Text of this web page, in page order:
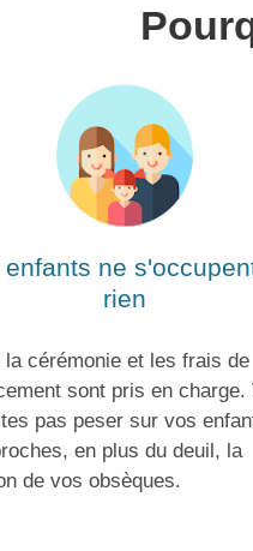
enfants ne
rien
la cérémonie et les frais de
sont pris en charge.
pas peser sur vos
en plus du deuil, la
de vos obsèques.